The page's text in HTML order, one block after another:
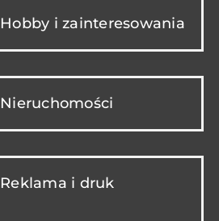
Hobby i zainteresowania
Nieruchomości
Reklama i druk